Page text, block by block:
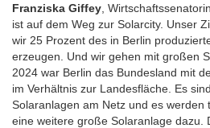
Franziska Giffey ,
ist auf dem Weg zur Solarcity. Unser
wir 25 Prozent des in Berlin
erzeugen. Und wir gehen mit großen
2024 war Berlin das Bundesland mit
im Verhältnis zur Landesfläche. Es
Solaranlagen am Netz und es werden
eine weitere große Solaranlage dazu.